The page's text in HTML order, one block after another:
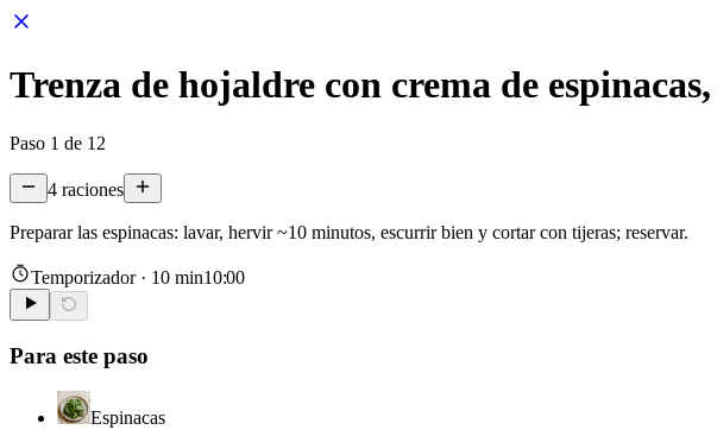
Trenza de hojaldre con crema de
Paso 1 de 12
4 raciones
Preparar las espinacas: lavar, hervir ~10 minutos, escurrir bien y cortar con tijeras; reservar.
Temporizador · 10 min10:00
Para este paso
Espinacas